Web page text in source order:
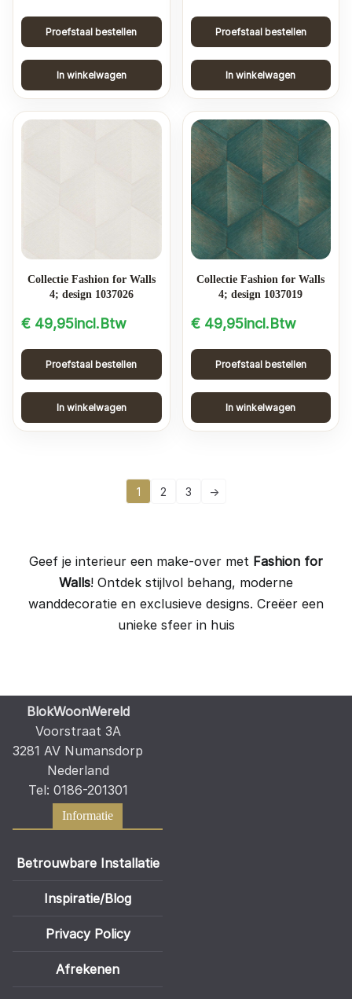
Proefstaal bestellen
In winkelwagen
Proefstaal bestellen
In winkelwagen
Collectie Fashion for Walls
4; design 1037026
€ 49,95incl.Btw
Proefstaal bestellen
In winkelwagen
Collectie Fashion for Walls
4; design 1037019
€49,95incl.Btw
Proefstaal bestellen
In winkelwagen
1 2 3 →
Geef je interieur een make-over met Fashion for
Walls! Ontdek stijlvol behang, moderne
wanddecoratie en exclusieve designs. Creëer een
unieke sfeer in huis
BlokWoonWereld
Voorstraat 3A
3281 AV Numansdorp
Nederland
Tel: 0186-201301
Informatie
Betrouwbare Installatie
Inspiratie/Blog
Privacy Policy
Afrekenen